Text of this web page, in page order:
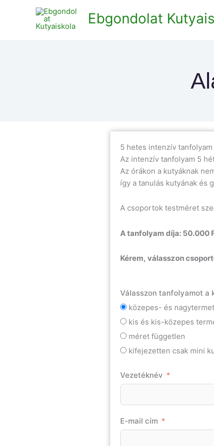
Ebgondolat
5 hetes intenzív
Az intenzív tanfolyam 5
Az órákon a kutyáknak
így a tanulás kutyának és
A csoportok testméret
A tanfolyam díja: 50.000
Kérem, válasszon
Válasszon tanfolyamot a
közepes- és
kis és kis-közepes
méret független
kifejezetten csak mini
Vezetéknév
E-mail cím